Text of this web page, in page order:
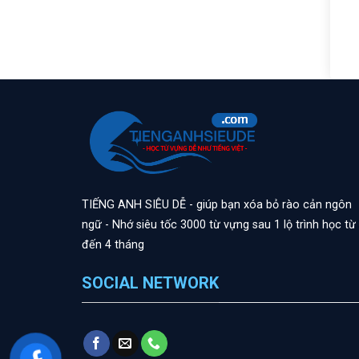
TIẾNG ANH SIÊU DỄ - giúp bạn xóa bỏ rào cản ngôn
ngữ - Nhớ siêu tốc 3000 từ vựng sau 1 lộ trình học từ
đến 4 tháng
SOCIAL NETWORK